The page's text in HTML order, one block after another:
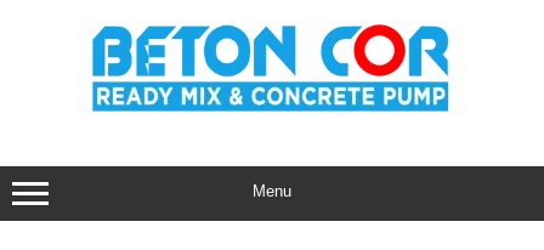
Menu